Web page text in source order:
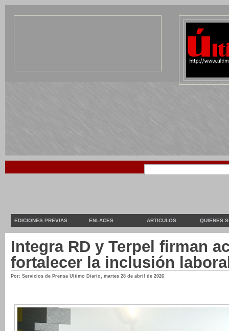
EDICIONES PREVIAS ENLACES ARTICULOS QUIENES
Integra RD y Terpel firman
fortalecer la inclusión
Por: Servicios de Prensa Ultimo Diario, martes 28 de abril de 2026